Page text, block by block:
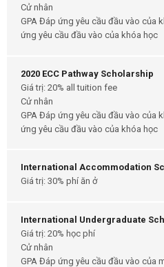
Cử nhân
GPA Đáp ứng yêu cầu đầu vào của
ứng yêu cầu đầu vào của khóa học
2020 ECC Pathway Scholarship
Giá trị: 20% all tuition fee
Cử nhân
GPA Đáp ứng yêu cầu đầu vào của
ứng yêu cầu đầu vào của khóa học
International Accommodation
Giá trị: 30% phí ăn ở
International Undergraduate
Giá trị: 20% học phí
Cử nhân
GPA Đáp ứng yêu cầu đầu vào của